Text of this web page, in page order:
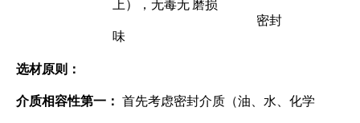
上），无毒无
味
磨损
密封
选材原则：​
介质相容性第一：​ ​ 首先考虑密封介质（油、水、化学